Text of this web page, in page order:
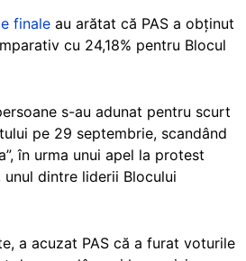
finale au arătat că PAS a obținut
cu 24,18% pentru Blocul
s-au adunat pentru scurt
pe 29 septembrie, scandând
în urma unui apel la protest
dintre liderii Blocului
a acuzat PAS că a furat voturile